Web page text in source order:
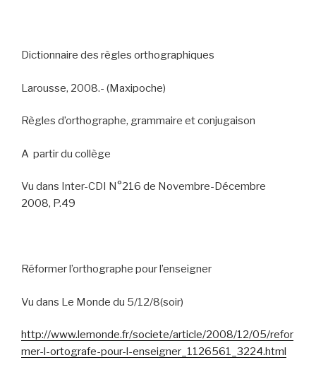
Dictionnaire des règles orthographiques
Larousse, 2008.- (Maxipoche)
Règles d’orthographe, grammaire et conjugaison
A partir du collège
Vu dans Inter-CDI N°216 de Novembre-Décembre
2008, P.49
Réformer l’orthographe pour l’enseigner
Vu dans Le Monde du 5/12/8(soir)
http://www.lemonde.fr/societe/article/2008/12/05/refor
mer-l-ortografe-pour-l-enseigner_1126561_3224.html